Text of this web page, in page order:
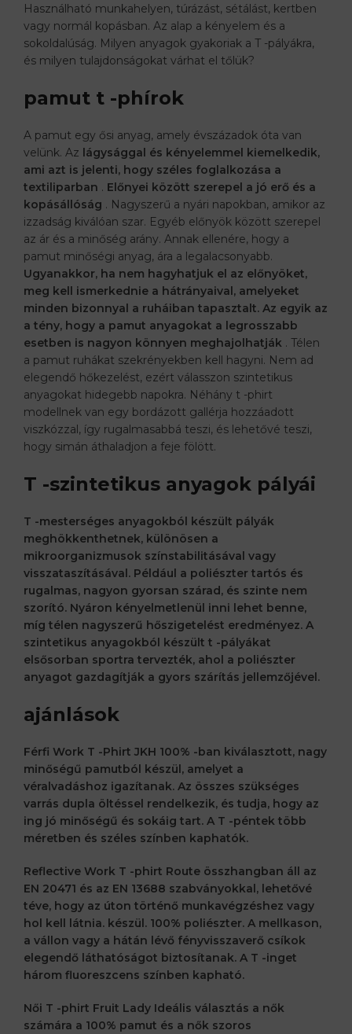
Használható munkahelyen, túrázást, sétálást, kertben
vagy normál kopásban. Az alap a kényelem és a
sokoldalúság. Milyen anyagok gyakoriak a T -pályákra,
és milyen tulajdonságokat várhat el tőlük?
pamut t -phírok
A pamut egy ősi anyag, amely évszázadok óta van
velünk. Az lágysággal és kényelemmel kiemelkedik,
ami azt is jelenti, hogy széles foglalkozása a
textiliparban . Előnyei között szerepel a jó erő és a
kopásállóság . Nagyszerű a nyári napokban, amikor az
izzadság kiválóan szar. Egyéb előnyök között szerepel
az ár és a minőség arány. Annak ellenére, hogy a
pamut minőségi anyag, ára a legalacsonyabb.
Ugyanakkor, ha nem hagyhatjuk el az előnyöket,
meg kell ismerkednie a hátrányaival, amelyeket
minden bizonnyal a ruháiban tapasztalt. Az egyik az
a tény, hogy a pamut anyagokat a legrosszabb
esetben is nagyon könnyen meghajolhatják . Télen
a pamut ruhákat szekrényekben kell hagyni. Nem ad
elegendő hőkezelést, ezért válasszon szintetikus
anyagokat hidegebb napokra. Néhány t -phirt
modellnek van egy bordázott gallérja hozzáadott
viszkózzal, így rugalmasabbá teszi, és lehetővé teszi,
hogy simán áthaladjon a feje fölött.
T -szintetikus anyagok pályái
T -mesterséges anyagokból készült pályák
meghökkenthetnek, különösen a
mikroorganizmusok színstabilitásával vagy
visszataszításával. Például a poliészter tartós és
rugalmas, nagyon gyorsan szárad, és szinte nem
szorító. Nyáron kényelmetlenül inni lehet benne,
míg télen nagyszerű hőszigetelést eredményez. A
szintetikus anyagokból készült t -pályákat
elsősorban sportra tervezték, ahol a poliészter
anyagot gazdagítják a gyors szárítás jellemzőjével.
ajánlások
Férfi Work T -Phirt JKH 100% -ban kiválasztott, nagy
minőségű pamutból készül, amelyet a
véralvadáshoz igazítanak. Az összes szükséges
varrás dupla öltéssel rendelkezik, és tudja, hogy az
ing jó minőségű és sokáig tart. A T -péntek több
méretben és széles színben kaphatók.
Reflective Work T -phirt Route összhangban áll az
EN 20471 és az EN 13688 szabványokkal, lehetővé
téve, hogy az úton történő munkavégzéshez vagy
hol kell látnia. készül. 100% poliészter. A mellkason,
a vállon vagy a hátán lévő fényvisszaverő csíkok
elegendő láthatóságot biztosítanak. A T -inget
három fluoreszcens színben kapható.
Női T -phirt Fruit Lady Ideális választás a nők
számára a 100% pamut és a nők szoros